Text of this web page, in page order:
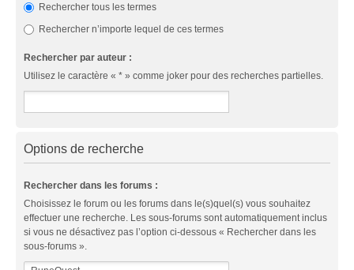
Rechercher tous les termes
Rechercher n’importe lequel de ces termes
Rechercher par auteur :
Utilisez le caractère « * » comme joker pour des recherches partielles.
Options de recherche
Rechercher dans les forums :
Choisissez le forum ou les forums dans le(s)quel(s) vous souhaitez
effectuer une recherche. Les sous-forums sont automatiquement inclus
si vous ne désactivez pas l’option ci-dessous « Rechercher dans les
sous-forums ».